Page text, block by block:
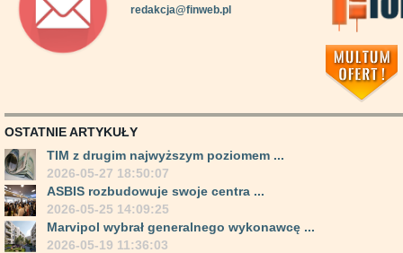
redakcja@finweb.pl
OSTATNIE ARTYKUŁY
TIM z drugim najwyższym poziomem ...
2026-05-27 18:50:07
ASBIS rozbudowuje swoje centra ...
2026-05-25 14:09:25
Marvipol wybrał generalnego wykonawcę ...
2026-05-19 11:36:03